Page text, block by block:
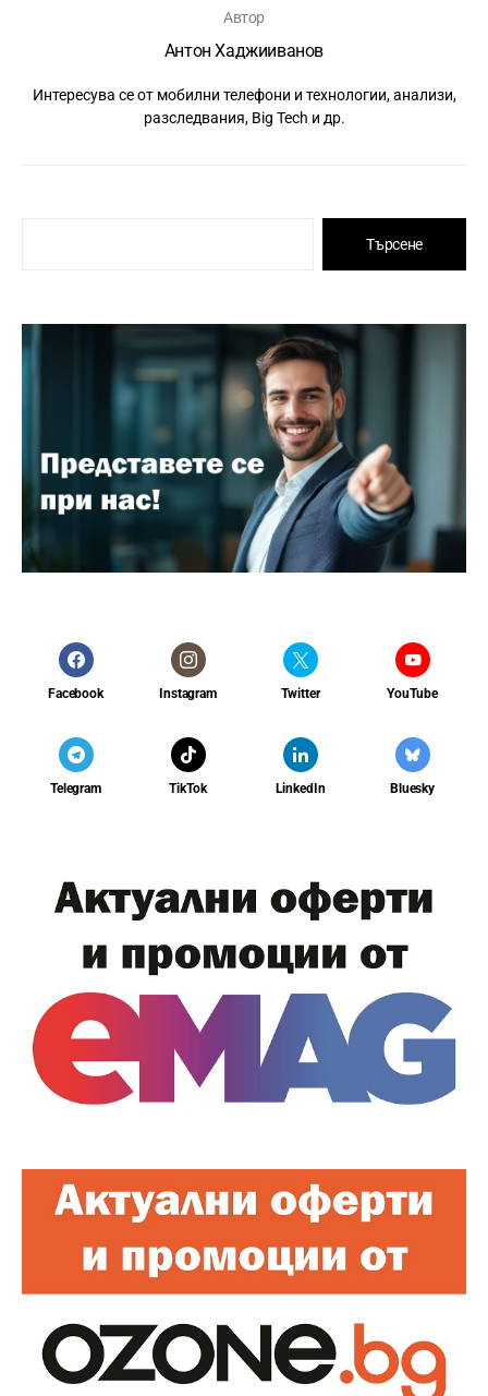
Автор
Антон Хаджииванов
Интересува се от мобилни телефони и технологии, анализи,
разследвания, Big Tech и др.
Търсене
Facebook Instagram Twitter YouTube
Telegram TikTok LinkedIn Bluesky